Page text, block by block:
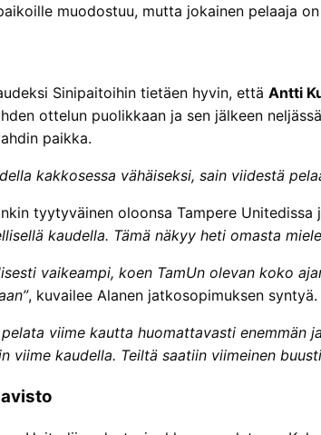
muodostuu, mutta jokainen pelaaja
Sinipaitoihin tietäen hyvin, että Antti
ottelun puolikkaan ja sen jälkeen
paikka.
kakkosessa vähäiseksi, sain viidestä
tyytyväinen oloonsa Tampere Unitedissa
kaudella. Tämä näkyy heti omasta
vaikeampi, koen TamUn olevan koko
, kuvailee Alanen jatkosopimuksen syntyä.
viime kautta huomattavasti
viime kaudella. Teiltä saatiin viimeinen